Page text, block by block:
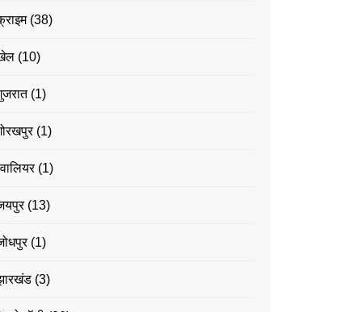
(38)
(10)
(1)
(1)
(1)
(13)
(1)
(3)